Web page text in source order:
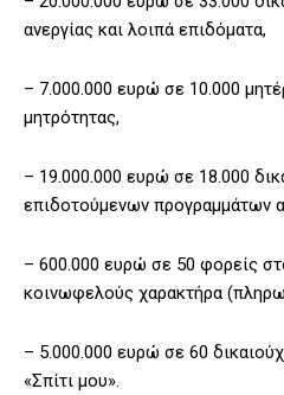
ανεργίας και λοιπά επιδόματα,
– 7.000.000 ευρώ σε 10.000
μητρότητας,
– 19.000.000 ευρώ σε 18.000
επιδοτούμενων προγραμμάτων
– 600.000 ευρώ σε 50 φορείς
κοινωφελούς χαρακτήρα
– 5.000.000 ευρώ σε 60
«Σπίτι μου».